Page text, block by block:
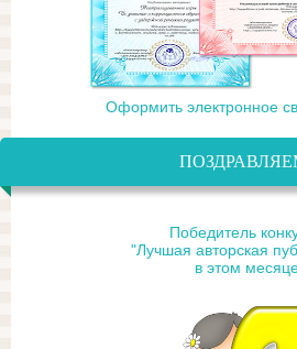
Оформить электронное
Победитель
"Лучшая авторская
в этом